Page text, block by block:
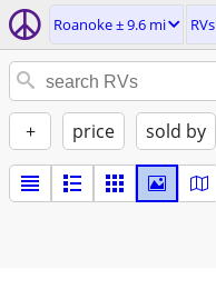
Roanoke ± 9.6 mi RVs
+ price sold by